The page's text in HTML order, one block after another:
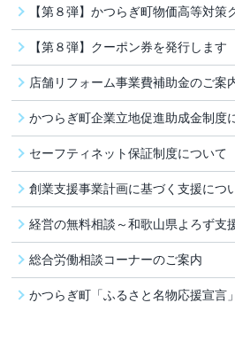
【第８弾】かつらぎ町物価高等対
【第８弾】クーポン券を発行します
店舗リフォーム事業費補助金のご案
かつらぎ町企業立地促進助成金制度
セーフティネット保証制度について
創業支援事業計画に基づく支援につ
経営の無料相談～和歌山県よろず支
総合労働相談コーナーのご案内
かつらぎ町「ふるさと名物応援宣言